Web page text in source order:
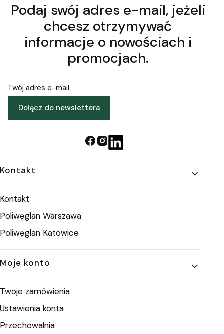
Podaj swój adres e-mail, jeżeli
chcesz otrzymywać
informacje o nowościach i
promocjach.
Twój adres e-mail
Dołącz do newslettera
Linki w stopce
Kontakt
Kontakt
Poliwęglan Warszawa
Poliwęglan Katowice
Moje konto
Twoje zamówienia
Ustawienia konta
Przechowalnia